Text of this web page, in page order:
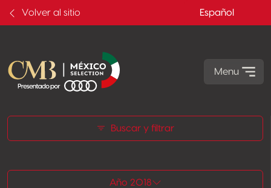
Volver al sitio Español
Menu
Buscar y filtrar
Año 2018